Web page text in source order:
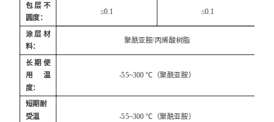
包层不
圆度：
≤0.1 ≤0.1
涂层材
料：
聚酰亚胺/丙烯酸树脂
长期使
用温
度：
-55~300 ℃（聚酰亚胺）
短期耐
受温
-55~300 ℃（聚酰亚胺）